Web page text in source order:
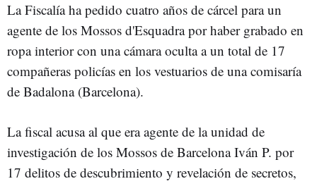
La Fiscalía ha pedido cuatro años de cárcel para un
agente de los Mossos d'Esquadra por haber grabado en
ropa interior con una cámara oculta a un total de 17
compañeras policías en los vestuarios de una comisaría
de Badalona (Barcelona).
La fiscal acusa al que era agente de la unidad de
investigación de los Mossos de Barcelona Iván P. por
17 delitos de descubrimiento y revelación de secretos,